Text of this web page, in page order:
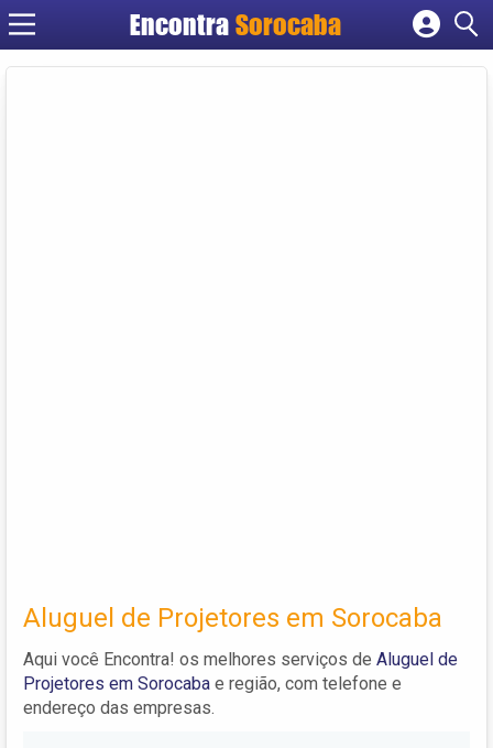
EncontraSorocaba
Cadastrar empresa
Aluguel de Projetores em Sorocaba
Aqui você Encontra! os melhores serviços de Aluguel de
Projetores em Sorocaba e região, com telefone e
endereço das empresas.